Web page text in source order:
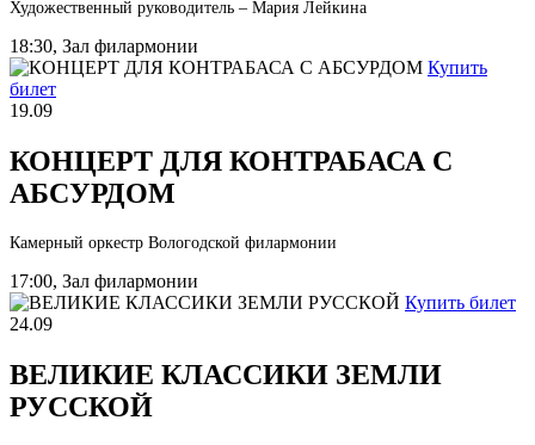
Художественный руководитель – Мария Лейкина
18:30, Зал филармонии
Купить
билет
19.09
КОНЦЕРТ ДЛЯ КОНТРАБАСА С
АБСУРДОМ
Камерный оркестр Вологодской филармонии
17:00, Зал филармонии
Купить билет
24.09
ВЕЛИКИЕ КЛАССИКИ ЗЕМЛИ
РУССКОЙ